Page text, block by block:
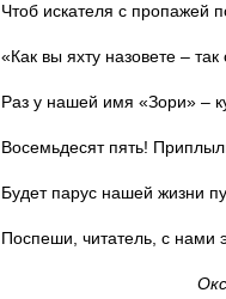
Чтоб искателя с пропажей
«Как вы яхту назовете –
Раз у нашей имя «Зори» –
Восемьдесят пять!
Будет парус нашей жизни
Поспеши, читатель, с нами